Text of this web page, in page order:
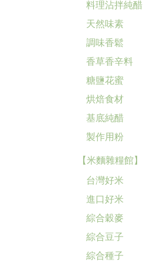
料理沾拌純醋
天然味素
調味香鬆
香草香辛料
糖鹽花蜜
烘焙食材
基底純醋
製作用粉
【米麵雜糧館】
台灣好米
進口好米
綜合穀麥
綜合豆子
綜合種子